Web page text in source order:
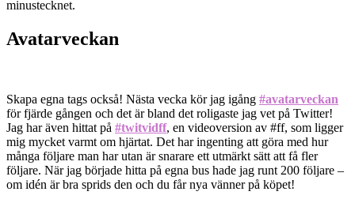
minustecknet.
Avatarveckan
Skapa egna tags också! Nästa vecka kör jag igång #avatarveckan
för fjärde gången och det är bland det roligaste jag vet på Twitter!
Jag har även hittat på #twitvidff, en videoversion av #ff, som ligger
mig mycket varmt om hjärtat. Det har ingenting att göra med hur
många följare man har utan är snarare ett utmärkt sätt att få fler
följare. När jag började hitta på egna bus hade jag runt 200 följare –
om idén är bra sprids den och du får nya vänner på köpet!